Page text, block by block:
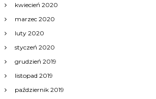
kwiecień 2020
marzec 2020
luty 2020
styczeń 2020
grudzień 2019
listopad 2019
październik 2019